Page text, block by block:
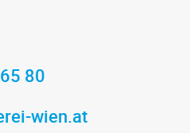
80
wien.at